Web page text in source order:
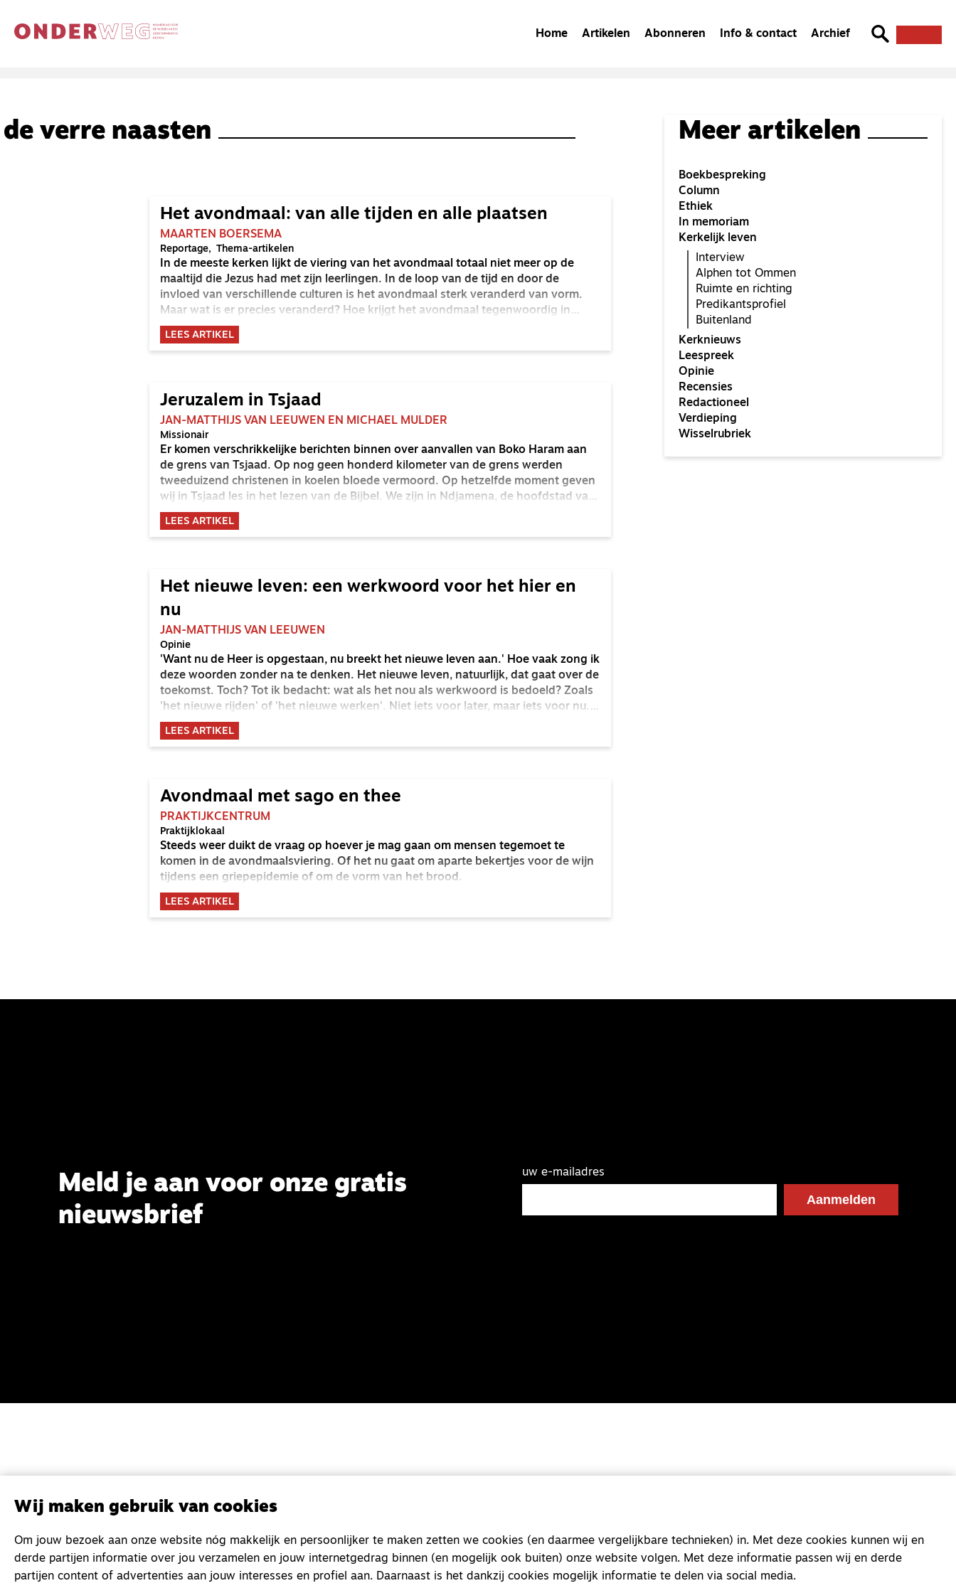
Home Artikelen Abonneren Info & contact Archief
de verre naasten
Het avondmaal: van alle tijden en alle plaatsen
MAARTEN BOERSEMA
Reportage Thema-artikelen
In de meeste kerken lijkt de viering van het avondmaal totaal niet meer op de
maaltijd die Jezus had met zijn leerlingen. In de loop van de tijd en door de
invloed van verschillende culturen is het avondmaal sterk veranderd van vorm.
Maar wat is er precies veranderd? Hoe krijgt het avondmaal tegenwoordig in
verschillende contexten vorm?
LEES ARTIKEL
Jeruzalem in Tsjaad
JAN-MATTHIJS VAN LEEUWEN EN MICHAEL MULDER
Missionair
Er komen verschrikkelijke berichten binnen over aanvallen van Boko Haram aan
de grens van Tsjaad. Op nog geen honderd kilometer van de grens werden
tweeduizend christenen in koelen bloede vermoord. Op hetzelfde moment geven
wij in Tsjaad les in het lezen van de Bijbel. We zijn in Ndjamena, de hoofdstad van
Tsjaad. Daar staat de theologische hogeschool Shalom, waar predikanten uit acht
verschillende kerken in Tsjaad worden opgeleid.
LEES ARTIKEL
Het nieuwe leven: een werkwoord voor het hier en
nu
JAN-MATTHIJS VAN LEEUWEN
Opinie
'Want nu de Heer is opgestaan, nu breekt het nieuwe leven aan.' Hoe vaak zong ik
deze woorden zonder na te denken. Het nieuwe leven, natuurlijk, dat gaat over de
toekomst. Toch? Tot ik bedacht: wat als het nou als werkwoord is bedoeld? Zoals
'het nieuwe rijden' of 'het nieuwe werken'. Niet iets voor later, maar iets voor nu.
Wat zou dat voor ons betekenen? En wat is de plek van vreugde en lijden daarin?
LEES ARTIKEL
Avondmaal met sago en thee
PRAKTIJKCENTRUM
Praktijklokaal
Steeds weer duikt de vraag op hoever je mag gaan om mensen tegemoet te
komen in de avondmaalsviering. Of het nu gaat om aparte bekertjes voor de wijn
tijdens een griepepidemie of om de vorm van het brood.
LEES ARTIKEL
Meer artikelen
Boekbespreking
Column
Ethiek
In memoriam
Kerkelijk leven
Interview
Alphen tot Ommen
Ruimte en richting
Predikantsprofiel
Buitenland
Kerknieuws
Leespreek
Opinie
Recensies
Redactioneel
Verdieping
Wisselrubriek
Meld je aan voor onze gratis
nieuwsbrief
uw e-mailadres
Wij maken gebruik van cookies
Om jouw bezoek aan onze website nóg makkelijk en persoonlijker te maken zetten we cookies (en daarmee vergelijkbare technieken) in. Met deze cookies kunnen wij en
derde partijen informatie over jou verzamelen en jouw internetgedrag binnen (en mogelijk ook buiten) onze website volgen. Met deze informatie passen wij en derde
partijen content of advertenties aan jouw interesses en profiel aan. Daarnaast is het dankzij cookies mogelijk informatie te delen via social media.